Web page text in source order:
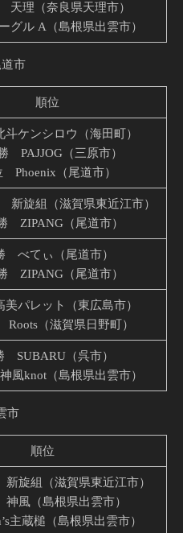
理（奈良県天理市）
グル A（島根県出雲市）
市
順位
ケンシロウ（海田町）
PAJJOG（三原市）
Phoenix（尾道市）
旋組（滋賀県東近江市）
ZIPANG（尾道市）
べてぃ（尾道市）
ZIPANG（尾道市）
パレット（東広島市）
（滋賀県日野町）
SUBARU（呉市）
風knot（島根県出雲市）
市
順位
旋組（滋賀県東近江市）
風（島根県出雲市）
主蔵槌（島根県出雲市）